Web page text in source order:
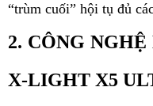
“trùm cuối” hội tụ đủ
2. CÔNG
X-LIGHT X5